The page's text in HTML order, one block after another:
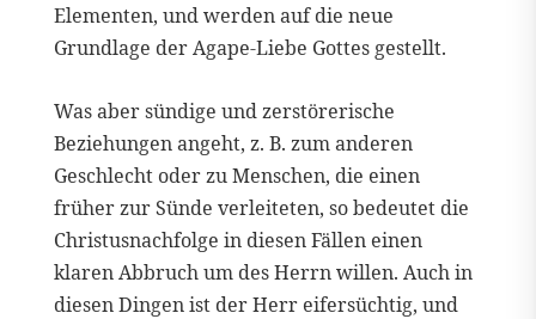
Elementen, und werden auf die neue
Grundlage der Agape-Liebe Gottes gestellt.
Was aber sündige und zerstörerische
Beziehungen angeht, z. B. zum anderen
Geschlecht oder zu Menschen, die einen
früher zur Sünde verleiteten, so bedeutet die
Christusnachfolge in diesen Fällen einen
klaren Abbruch um des Herrn willen. Auch in
diesen Dingen ist der Herr eifersüchtig, und